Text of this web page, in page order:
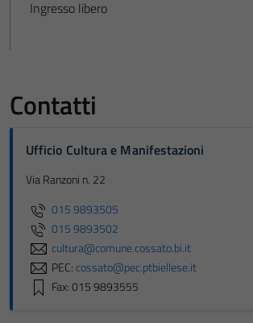
Ingresso libero
Contatti
Ufficio Cultura e Manifestazioni
Via Ranzoni n. 22
015 9893505
015 9893502
cultura@comune.cossato.bi.it
PEC:cossato@pec.ptbiellese.it
Fax: 015 9893555